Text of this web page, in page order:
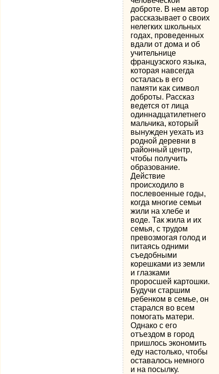
доброте. В нем автор
рассказывает о своих
нелегких школьных
годах, проведенных
вдали от дома и об
учительнице
французского языка,
которая навсегда
осталась в его
памяти как символ
доброты. Рассказ
ведется от лица
одиннадцатилетнего
мальчика, который
вынужден уехать из
родной деревни в
районный центр,
чтобы получить
образование.
Действие
происходило в
послевоенные годы,
когда многие семьи
жили на хлебе и
воде. Так жила и их
семья, с трудом
превозмогая голод и
питаясь одними
съедобными
корешками из земли
и глазками
проросшей картошки.
Будучи старшим
ребенком в семье, он
старался во всем
помогать матери.
Однако с его
отъездом в город
пришлось экономить
еду настолько, чтобы
оставалось немного
и на посылку.